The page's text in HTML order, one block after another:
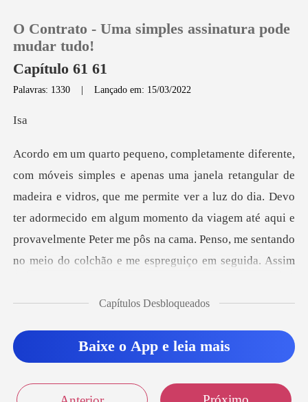
Histórico
Sair
Baixar App
O Contrato - Uma simples assinatura pode
mudar tudo!
Capítulo 61 61
Palavras: 1330 |Lançado em: 15/03/2022
s
e vidros, que me permite ver a luz do dia. Devo
ter adormecido em algum momento da viagem até aqui e
provavelmente
Capítulos Desbloqueados
Baixe o App e leia mais